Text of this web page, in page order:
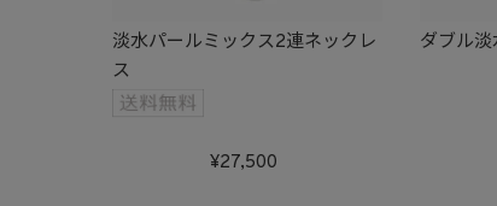
淡水パールミックス2連ネックレ
ス
27,500
ダブル